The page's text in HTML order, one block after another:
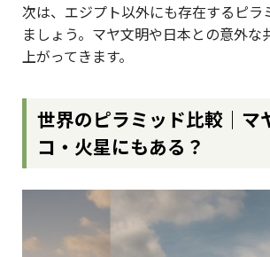
次は、エジプト以外にも存在するピラ
ましょう。マヤ文明や日本との意外な
上がってきます。
世界のピラミッド比較｜マ
コ・火星にもある？